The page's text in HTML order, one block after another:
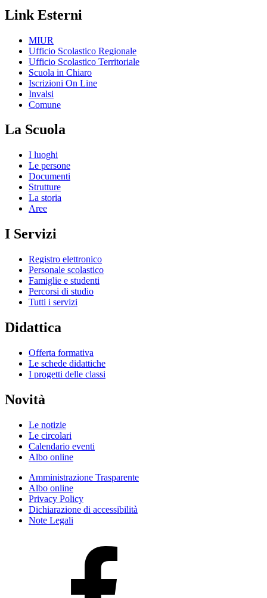
Link Esterni
MIUR
Ufficio Scolastico Regionale
Ufficio Scolastico Territoriale
Scuola in Chiaro
Iscrizioni On Line
Invalsi
Comune
La Scuola
I luoghi
Le persone
Documenti
Strutture
La storia
Aree
I Servizi
Registro elettronico
Personale scolastico
Famiglie e studenti
Percorsi di studio
Tutti i servizi
Didattica
Offerta formativa
Le schede didattiche
I progetti delle classi
Novità
Le notizie
Le circolari
Calendario eventi
Albo online
Amministrazione Trasparente
Albo online
Privacy Policy
Dichiarazione di accessibilità
Note Legali